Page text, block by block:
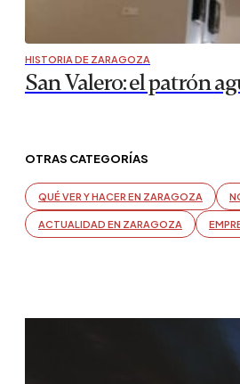
HISTORIA DE ZARAGOZA
San Valero: el patrón
OTRAS CATEGORÍAS
QUÉ VER Y HACER EN ZARAGOZA
ACTUALIDAD EN ZARAGOZA